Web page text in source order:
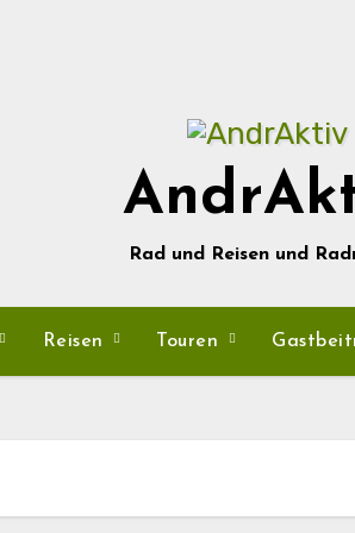
Rad und Reisen und
Reisen Touren